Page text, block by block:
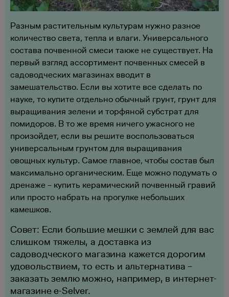
Разным растительным культурам нужно разное
количество света, тепла и влаги. Универсального
состава почвенной смеси также не существует. На
первый взгляд ассортимент почвенных смесей в
садоводческих магазинах вводит в
замешательство. Если вы хотите все сделать по
науке, то купите отдельно обычный грунт, грунт для
выращивания зелени и торфяной субстрат для
помидоров. В то же время ничего ужасного не
произойдет, если вы решите воспользоваться
универсальным грунтом для выращивания
овощных культур. Самое главное, чтобы состав был
максимально органическим. Еще можно подумать о
дренаже – купить керамический почвенный гравий
или просто набрать на прогулке небольших
камешков.
Совет: Если большие мешки с землей для вас
слишком тяжелы, а доставка из
садоводческого магазина кажется дорогим
удовольствием, то есть и альтернатива –
заказать землю можно, например, в интернет-
магазине e-Selver.